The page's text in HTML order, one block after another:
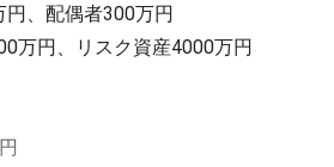
、配偶者300万円
万円、リスク資産4000万円